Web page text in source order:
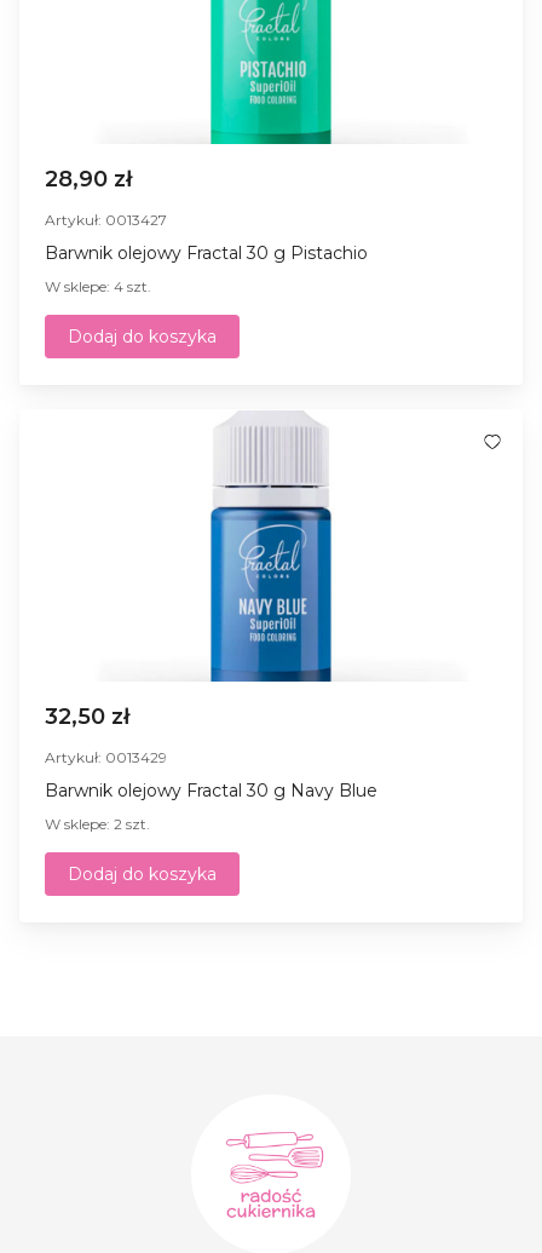
28,90 zł
Artykuł: 0013427
Barwnik olejowy Fractal 30 g Pistachio
W sklepe: 4 szt.
Dodaj do koszyka
32,50 zł
Artykuł: 0013429
Barwnik olejowy Fractal 30 g Navy Blue
W sklepe: 2 szt.
Dodaj do koszyka